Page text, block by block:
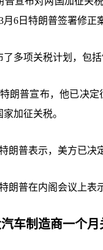
月6日特朗普签署修正
多项关税计划，包括
朗普宣布，他已决
加征关税。
朗普表示，美方已决
朗普在内阁会议上表
车制造商一个月